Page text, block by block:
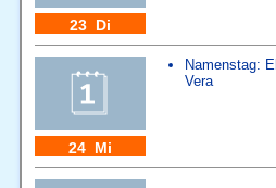
23 Di
24 Mi
Namenstag:
Vera